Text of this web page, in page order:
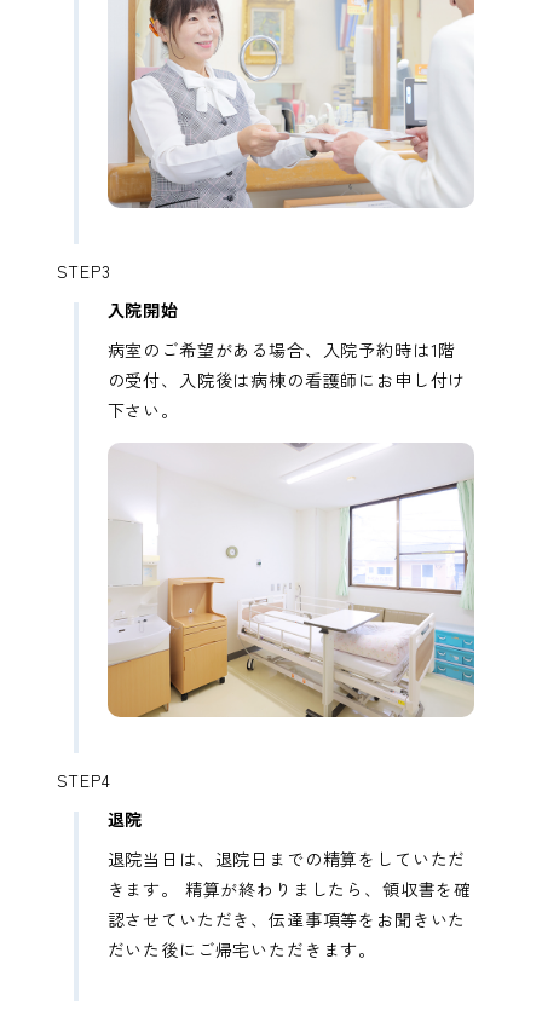
STEP3
入院開始
病室のご希望がある場合、入院予約時は1階
の受付、入院後は病棟の看護師にお申し付け
下さい。
STEP4
退院
退院当日は、退院日までの精算をしていただ
きます。 精算が終わりましたら、領収書を確
認させていただき、伝達事項等をお聞きいた
だいた後にご帰宅いただきます。